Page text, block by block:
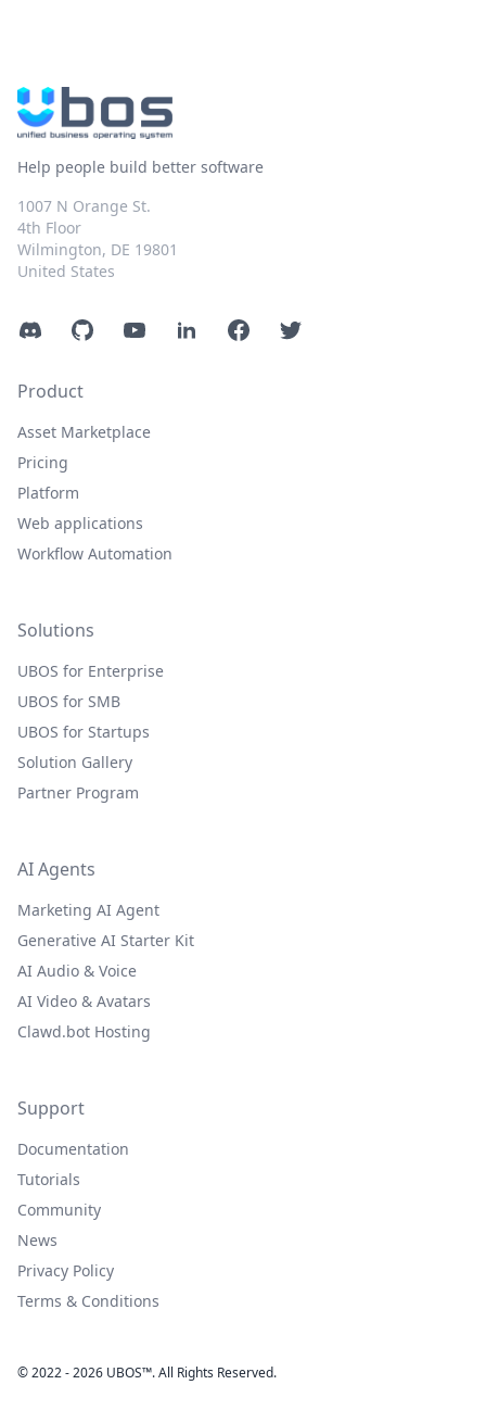
Help people build better software
1007 N Orange St.
4th Floor
Wilmington, DE 19801
United States
DiscordGitHubYouTubeLinkedInFacebookTwitter
Product
Asset Marketplace
Pricing
Platform
Web applications
Workflow Automation
Solutions
UBOS for Enterprise
UBOS for SMB
UBOS for Startups
Solution Gallery
Partner Program
AI Agents
Marketing AI Agent
Generative AI Starter Kit
AI Audio & Voice
AI Video & Avatars
Clawd.bot Hosting
Support
Documentation
Tutorials
Community
News
Privacy Policy
Terms & Conditions
© 2022 - 2026 UBOS™. All Rights Reserved.